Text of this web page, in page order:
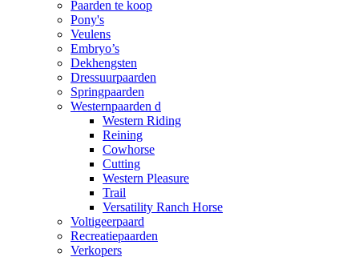
Paarden te koop
Pony's
Veulens
Embryo’s
Dekhengsten
Dressuurpaarden
Springpaarden
Westernpaarden d
Western Riding
Reining
Cowhorse
Cutting
Western Pleasure
Trail
Versatility Ranch Horse
Voltigeerpaard
Recreatiepaarden
Verkopers